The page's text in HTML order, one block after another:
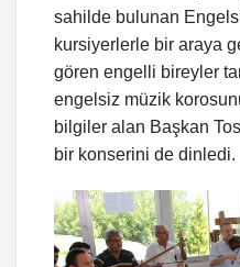
sahilde bulunan
kursiyerlerle bir araya
gören engelli bireyler
engelsiz müzik
bilgiler alan Başkan
bir konserini de dinledi.